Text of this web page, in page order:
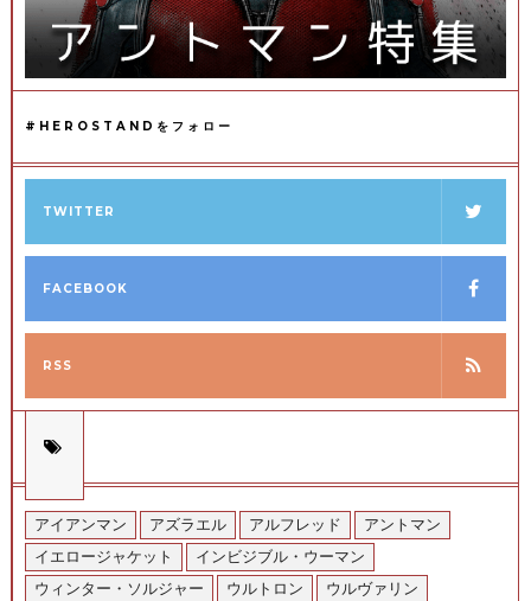
#HEROSTANDをフォロー
TWITTER
FACEBOOK
RSS
アイアンマン アズラエル アルフレッド
アントマン
イエロージャケット
インビジブル・ウーマン
ウィンター・ソルジャー
ウルトロン ウルヴァリン